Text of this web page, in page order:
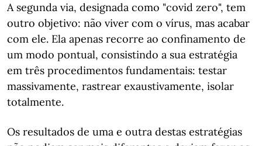
A segunda via, designada como "covid zero", tem
outro objetivo: não viver com o vírus, mas acabar
com ele. Ela apenas recorre ao confinamento de
um modo pontual, consistindo a sua estratégia
em três procedimentos fundamentais: testar
massivamente, rastrear exaustivamente, isolar
totalmente.
Os resultados de uma e outra destas estratégias